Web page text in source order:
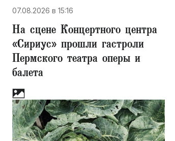
07.08.2026 в 15:16
На сцене Концертного центра
«Сириус» прошли гастроли
Пермского театра оперы и
балета